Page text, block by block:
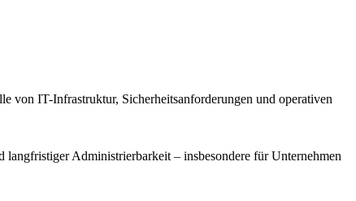
von IT-Infrastruktur, Sicherheitsanforderungen und operativen
langfristiger Administrierbarkeit – insbesondere für Unternehmen